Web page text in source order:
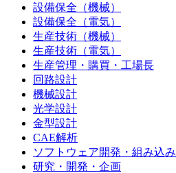
設備保全（機械）
設備保全（電気）
生産技術（機械）
生産技術（電気）
生産管理・購買・工場長
回路設計
機械設計
光学設計
金型設計
CAE解析
ソフトウェア開発・組み込み
研究・開発・企画